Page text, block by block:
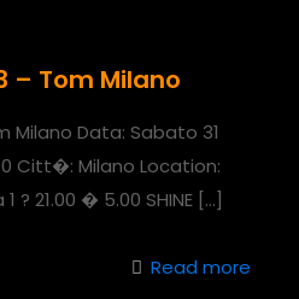
– Tom Milano
Milano Data: Sabato 31
Citt�: Milano Location:
? 21.00 � 5.00 SHINE […]
Read more